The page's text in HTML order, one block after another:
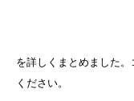
を詳しくまとめました
ください。